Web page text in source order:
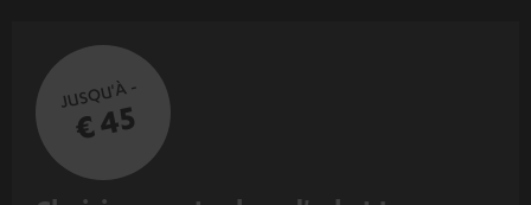
JUSQU'À -
€ 45